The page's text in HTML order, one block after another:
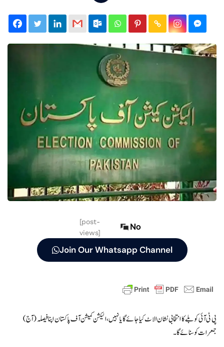
[post-
views]
No
Join Our Whatsapp Channel
پی ٹی آئی کو بلے کا انتخابی نشان الاٹ کیا جائے گا یا نہیں، الیکشن کمیشن آف پاکستان اپنا فیصلہ (آج)
جمعرات کو سنائے گا۔